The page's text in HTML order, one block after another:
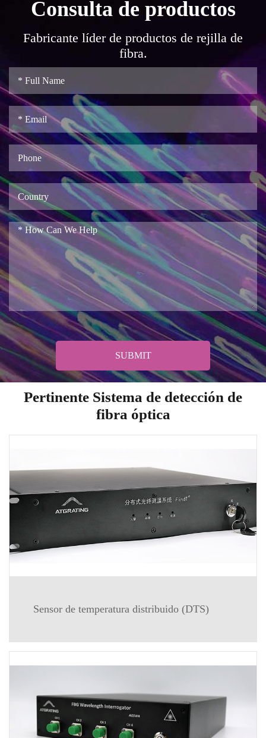
Consulta de productos
Fabricante líder de productos de rejilla de
fibra.
SUBMIT
Pertinente Sistema de detección de
fibra óptica
Sensor de temperatura distribuido (DTS)